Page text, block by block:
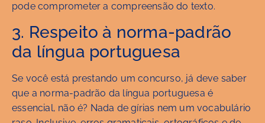
pode comprometer a compreensão do texto.
3. Respeito à norma-padrão
da língua portuguesa
Se você está prestando um concurso, já deve saber
que a norma-padrão da língua portuguesa é
essencial, não é? Nada de gírias nem um vocabulário